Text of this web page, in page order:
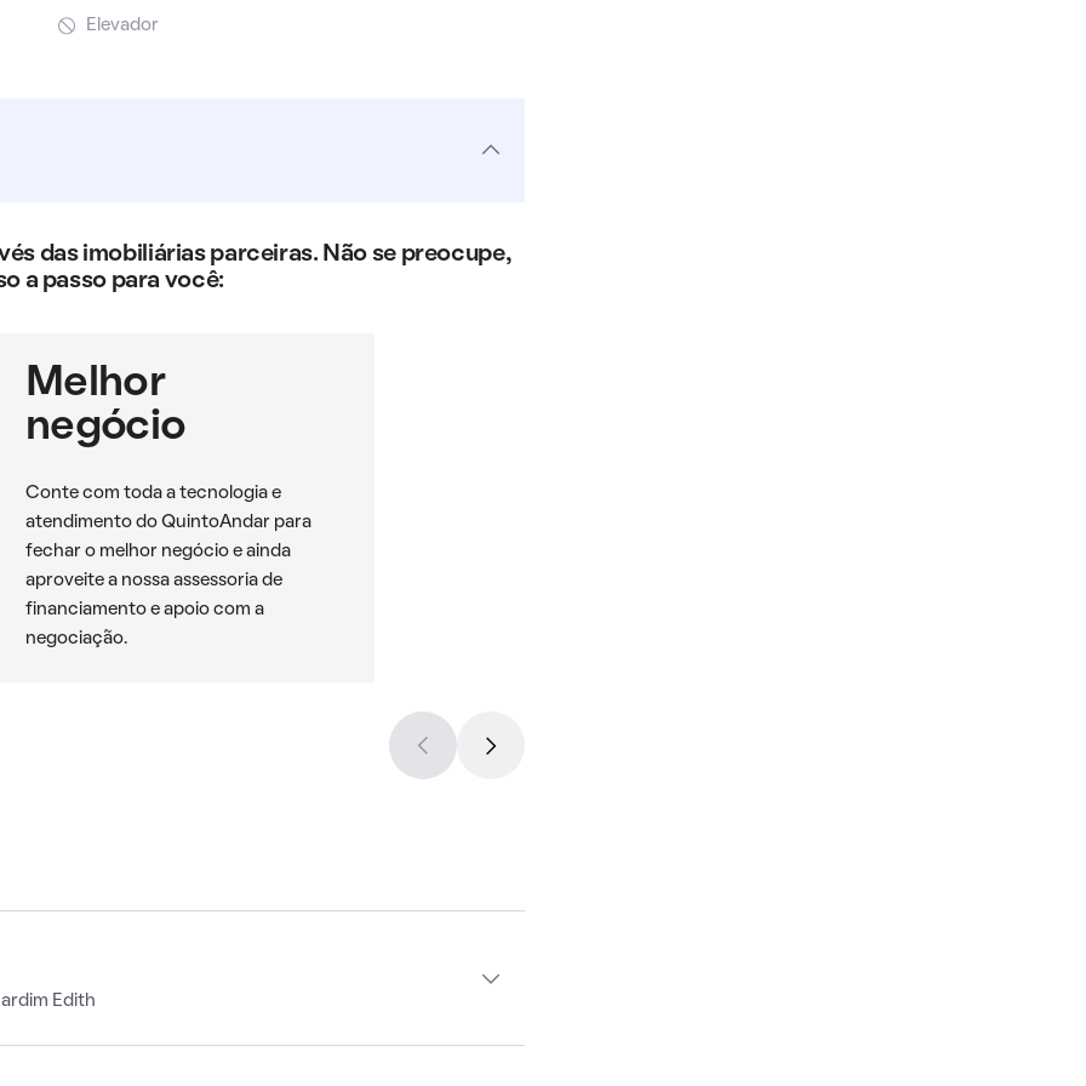
Elevador
das imobiliárias parceiras. Não se preocupe,
a passo para você:
Melhor
negócio
Conte com toda a tecnologia e
atendimento do QuintoAndar para
fechar o melhor negócio e ainda
aproveite a nossa assessoria de
financiamento e apoio com a
negociação.
Edith